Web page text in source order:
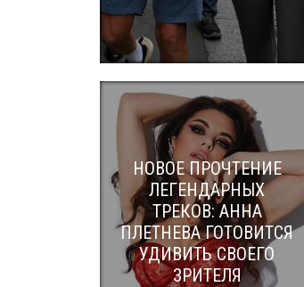
НОВОЕ ПРОЧТЕНИЕ
ЛЕГЕНДАРНЫХ
ТРЕКОВ: АННА
ПЛЕТНЕВА ГОТОВИТСЯ
УДИВИТЬ СВОЕГО
ЗРИТЕЛЯ